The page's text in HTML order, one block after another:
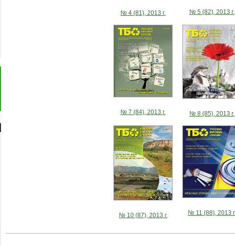
№ 4 (81), 2013 г. № 5 (82), 2013 г.
№ 7 (84), 2013 г. № 8 (85), 2013 г.
№ 10 (87), 2013 г. № 11 (88), 2013